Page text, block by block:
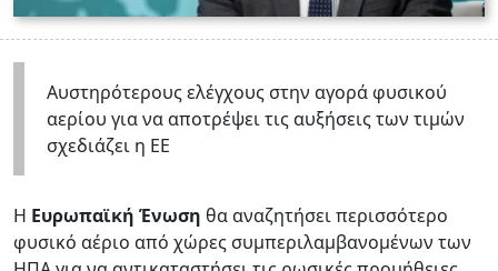
Αυστηρότερους ελέγχους στην αγορά φυσικού
αερίου για να αποτρέψει τις αυξήσεις των τιμών
σχεδιάζει η ΕΕ
Η Ευρωπαϊκή Ένωση θα αναζητήσει περισσότερο
φυσικό αέριο από χώρες συμπεριλαμβανομένων των